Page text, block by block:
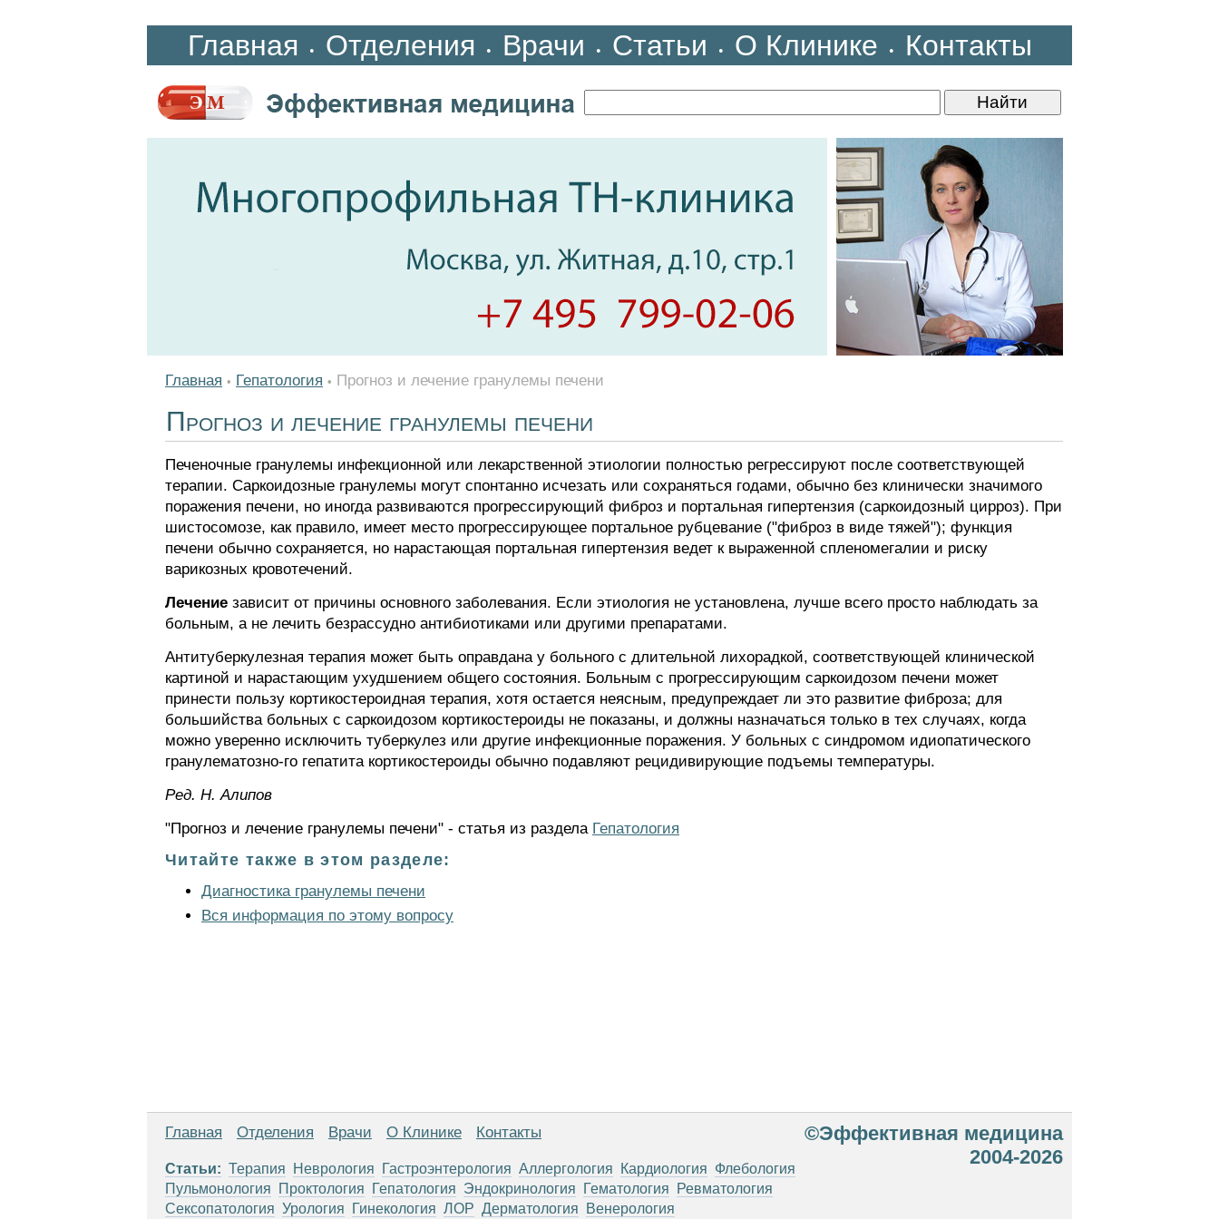
Главная • Отделения • Врачи • Статьи • О Клинике • Контакты
Главная • Гепатология • Прогноз и лечение гранулемы печени
Прогноз и лечение гранулемы печени
Печеночные гранулемы инфекционной или лекарственной этиологии полностью регрессируют после соответствующей
терапии. Саркоидозные гранулемы могут спонтанно исчезать или сохраняться годами, обычно без клинически значимого
поражения печени, но иногда развиваются прогрессирующий фиброз и портальная гипертензия (саркоидозный цирроз). При
шистосомозе, как правило, имеет место прогрессирующее портальное рубцевание ("фиброз в виде тяжей"); функция
печени обычно сохраняется, но нарастающая портальная гипертензия ведет к выраженной спленомегалии и риску
варикозных кровотечений.
Лечение зависит от причины основного заболевания. Если этиология не установлена, лучше всего просто наблюдать за
больным, а не лечить безрассудно антибиотиками или другими препаратами.
Антитуберкулезная терапия может быть оправдана у больного с длительной лихорадкой, соответствующей клинической
картиной и нарастающим ухудшением общего состояния. Больным с прогрессирующим саркоидозом печени может
принести пользу кортикостероидная терапия, хотя остается неясным, предупреждает ли это развитие фиброза; для
большийства больных с саркоидозом кортикостероиды не показаны, и должны назначаться только в тех случаях, когда
можно уверенно исключить туберкулез или другие инфекционные поражения. У больных с синдромом идиопатического
гранулематозно-го гепатита кортикостероиды обычно подавляют рецидивирующие подъемы температуры.
Ред. Н. Алипов
"Прогноз и лечение гранулемы печени" - статья из раздела Гепатология
Читайте также в этом разделе:
Диагностика гранулемы печени
Вся информация по этому вопросу
Главная Отделения Врачи О Клинике Контакты
Статьи: Терапия Неврология Гастроэнтерология Аллергология Кардиология Флебология
Пульмонология
Проктология Гепатология Эндокринология Гематология
Ревматология
Сексопатология Урология Гинекология ЛОР Дерматология Венерология
©Эффективная медицина
2004-2026